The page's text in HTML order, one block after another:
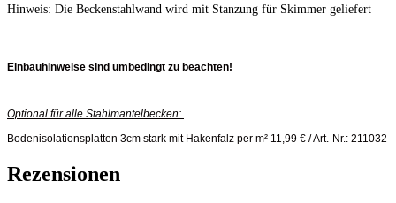
Hinweis: Die Beckenstahlwand wird mit Stanzung für Skimmer geliefert
Einbauhinweise sind umbedingt zu beachten!
Optional für alle Stahlmantelbecken:
Bodenisolationsplatten 3cm stark mit Hakenfalz per m² 11,99 € / Art.-Nr.: 211032
Rezensionen